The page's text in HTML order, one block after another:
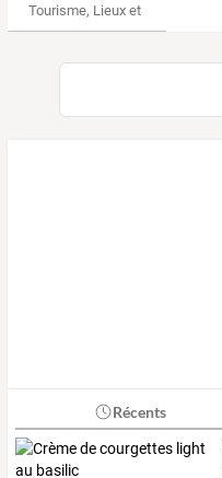
Tourisme, Lieux et Événements
Récents